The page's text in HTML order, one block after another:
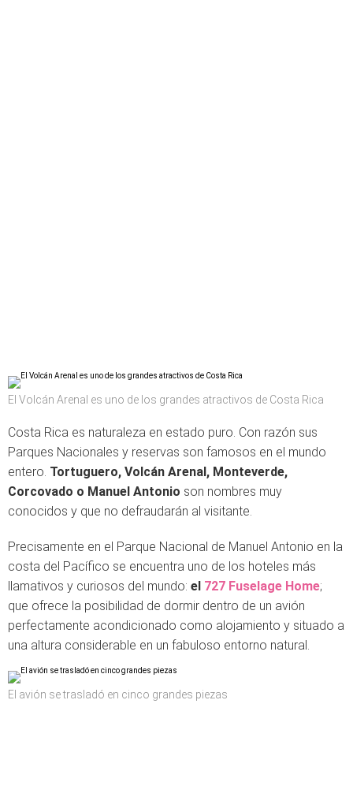
El Volcán Arenal es uno de los grandes atractivos de Costa Rica
Costa Rica es naturaleza en estado puro. Con razón sus
Parques Nacionales y reservas son famosos en el mundo
entero. Tortuguero, Volcán Arenal, Monteverde,
Corcovado o Manuel Antonio son nombres muy
conocidos y que no defraudarán al visitante.
Precisamente en el Parque Nacional de Manuel Antonio en la
costa del Pacífico se encuentra uno de los hoteles más
llamativos y curiosos del mundo: el 727 Fuselage Home;
que ofrece la posibilidad de dormir dentro de un avión
perfectamente acondicionado como alojamiento y situado a
una altura considerable en un fabuloso entorno natural.
El avión se trasladó en cinco grandes piezas